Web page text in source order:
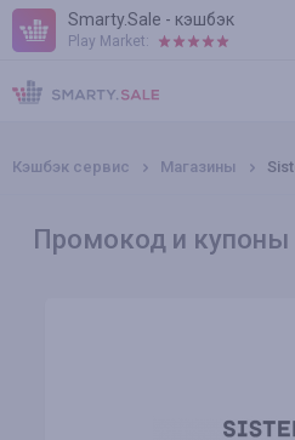
Smarty.Sale - кэшбэк
Play Market:
ПРАВИЛА
ПЛАГИНЫ
Кэшбэк сервис Магазины
Промокод и купоны